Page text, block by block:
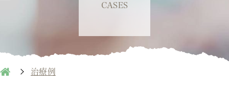
CASES
治療例